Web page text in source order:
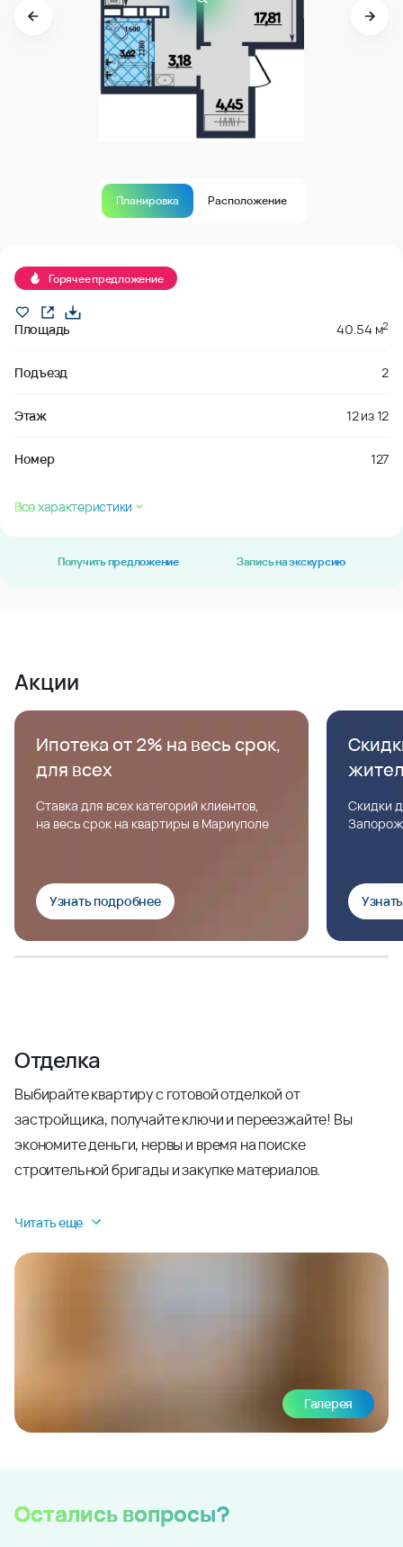
Планировка Расположение
Горячее предложение
Площадь 40.54 м2
Подъезд 2
Этаж 12из12
Номер 127
Все характеристики
Получить предложение Запись на экскурсию
Акции
Ипотека от 2% на весь срок,
для всех
Ставка для всех категорий клиентов,
на весь срок на квартиры в Мариуполе
Узнать подробнее
Скидки
Отделка
Выбирайте квартиру с готовой отделкой от
застройщика, получайте ключи и переезжайте! Вы
экономите деньги, нервы и время на поиске
строительной бригады и закупке материалов.
Читать еще
Галерея
Остались вопросы?